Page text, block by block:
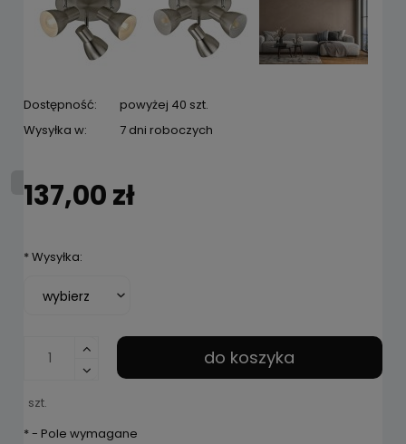
Dostępność:
powyżej 40 szt.
Wysyłka w:
7 dni roboczych
137,00 zł
*Wysyłka:
szt.
do koszyka
*- Pole wymagane